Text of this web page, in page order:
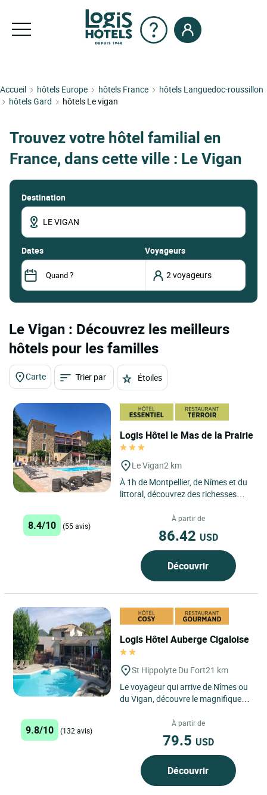
Accueil hôtels Europe hôtels France
hôtels Languedoc-roussillon
hôtels Gard
hôtels Le vigan
Trouvez votre hôtel familial en
France, dans cette ville : Le Vigan
Destination
dates Voyageurs
Le Vigan : Découvrez les meilleurs
hôtels pour les familles
Carte Trier par Étoiles
Logis Hôtel le Mas de la Prairie
Le Vigan2 km
À 1h de Montpellier, de Nîmes et du
littoral, découvrez des richesses
patrimoine bâti...
8.4/10 (55 avis)
À partir de
86.42 USD
Découvrir
Logis Hôtel Auberge Cigaloise
St Hippolyte Du Fort21 km
Le voyageur qui arrive de Nîmes ou
du Vigan, découvre le magnifique
Cévennes où se niche Saint-
Hippolyte-du-Fort...
9.8/10 (132 avis)
À partir de
79.5 USD
Découvrir